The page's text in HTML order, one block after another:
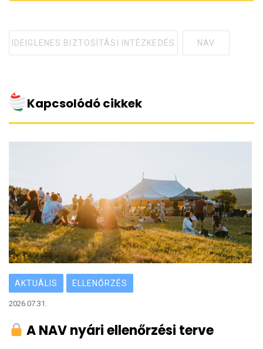
Tagged
IDEIGLENES BIZTOSÍTÁSI INTÉZKEDÉS NAV
Kapcsolódó cikkek
AKTUÁLIS ELLENŐRZÉS
2026.07.31.
A NAV nyári ellenőrzési terve